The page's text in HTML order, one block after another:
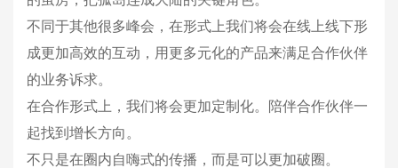
不同于其他很多峰会，在形式上我们将会在线上线下形
成更加高效的互动，用更多元化的产品来满足合作伙伴
的业务诉求。
在合作形式上，我们将会更加定制化。陪伴合作伙伴一
起找到增长方向。
不只是在圈内自嗨式的传播，而是可以更加破圈。